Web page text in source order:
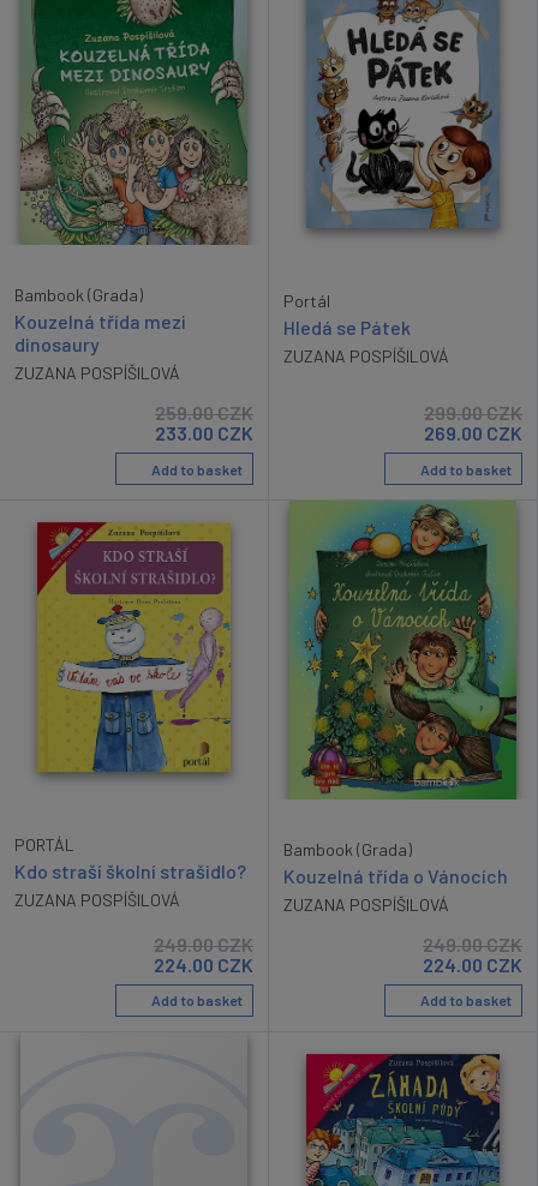
Bambook (Grada)
Kouzelná třída mezi
dinosaury
ZUZANA POSPÍŠILOVÁ
259.00CZK
233.00 CZK
Add to basket
Portál
Hledá se Pátek
ZUZANA POSPÍŠILOVÁ
299.00CZK
269.00 CZK
Add to basket
PORTÁL
Kdo straší školní strašidlo?
ZUZANA POSPÍŠILOVÁ
249.00CZK
224.00 CZK
Add to basket
Bambook (Grada)
Kouzelná třída o Vánocích
ZUZANA POSPÍŠILOVÁ
249.00CZK
224.00 CZK
Add to basket